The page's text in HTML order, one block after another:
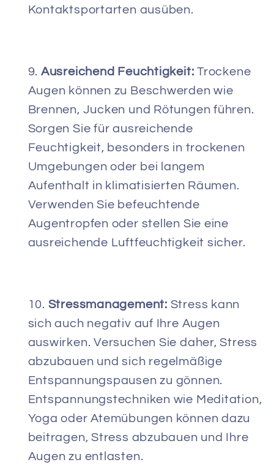
Kontaktsportarten ausüben.
Ausreichend Feuchtigkeit: Trockene
Augen können zu Beschwerden wie
Brennen, Jucken und Rötungen führen.
Sorgen Sie für ausreichende
Feuchtigkeit, besonders in trockenen
Umgebungen oder bei langem
Aufenthalt in klimatisierten Räumen.
Verwenden Sie befeuchtende
Augentropfen oder stellen Sie eine
ausreichende Luftfeuchtigkeit sicher.
Stressmanagement: Stress kann
sich auch negativ auf Ihre Augen
auswirken. Versuchen Sie daher, Stress
abzubauen und sich regelmäßige
Entspannungspausen zu gönnen.
Entspannungstechniken wie Meditation,
Yoga oder Atemübungen können dazu
beitragen, Stress abzubauen und Ihre
Augen zu entlasten.